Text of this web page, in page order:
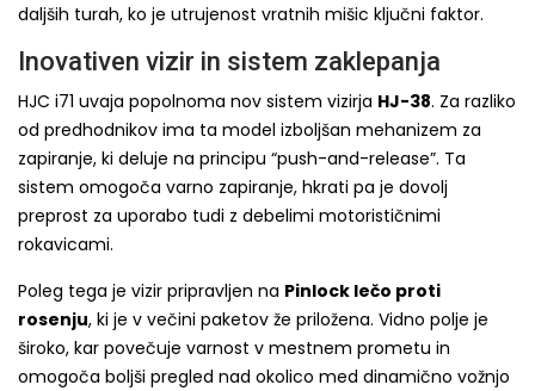
daljših turah, ko je utrujenost vratnih mišic ključni faktor.
Inovativen vizir in sistem zaklepanja
HJC i71 uvaja popolnoma nov sistem vizirja HJ-38. Za razliko
od predhodnikov ima ta model izboljšan mehanizem za
zapiranje, ki deluje na principu “push-and-release”. Ta
sistem omogoča varno zapiranje, hkrati pa je dovolj
preprost za uporabo tudi z debelimi motorističnimi
rokavicami.
Poleg tega je vizir pripravljen na Pinlock lečo proti
rosenju, ki je v večini paketov že priložena. Vidno polje je
široko, kar povečuje varnost v mestnem prometu in
omogoča boljši pregled nad okolico med dinamično vožnjo